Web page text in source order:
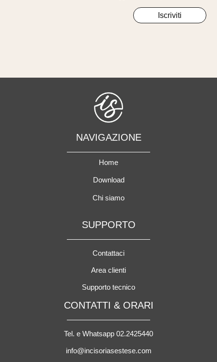
Iscriviti
NAVIGAZIONE
Home
Download
Chi siamo
SUPPORTO
Contattaci
Area clienti
Supporto tecnico
CONTATTI & ORARI
Tel. e Whatsapp 02.2425440
info@incisoriasestese.com